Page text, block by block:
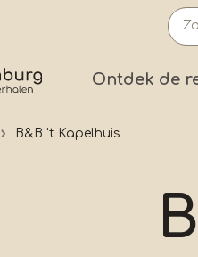
Ontdek de
B&B 't Kapelhuis